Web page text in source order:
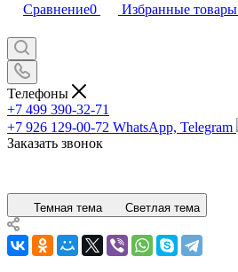
Сравнение0 Избранные товары
Телефоны
+7 499 390-32-71
+7 926 129-00-72 WhatsApp, Telegram
Заказать звонок
Темная тема Светлая тема